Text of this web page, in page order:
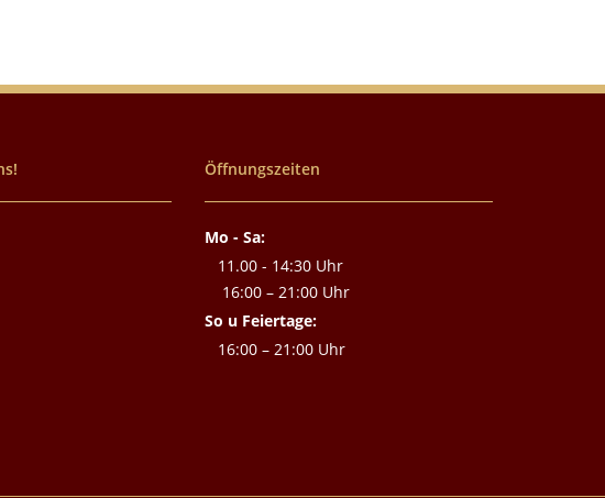
Öffnungszeiten
Mo - Sa:
11.00 - 14:30 Uhr
16:00 – 21:00 Uhr
So u Feiertage:
16:00 – 21:00 Uhr